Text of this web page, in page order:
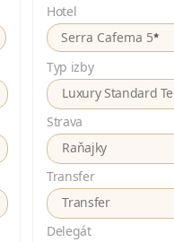
Hotel
Serra Cafema 5*
Typ izby
Luxury Standard
Strava
Raňajky
Transfer
Transfer
Delegát